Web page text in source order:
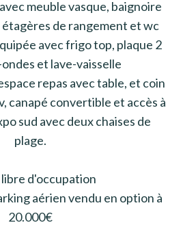
meuble vasque, baignoire
de rangement et wc
avec frigo top, plaque 2
et lave-vaisselle
repas avec table, et coin
canapé convertible et accès à
sud avec deux chaises de
plage.
d'occupation
aérien vendu en option à
20.000€